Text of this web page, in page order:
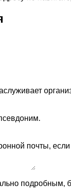
почты,
подробным,